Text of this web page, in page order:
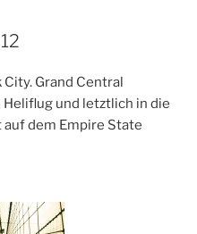
City. Grand Central
und letztlich in die
dem Empire State